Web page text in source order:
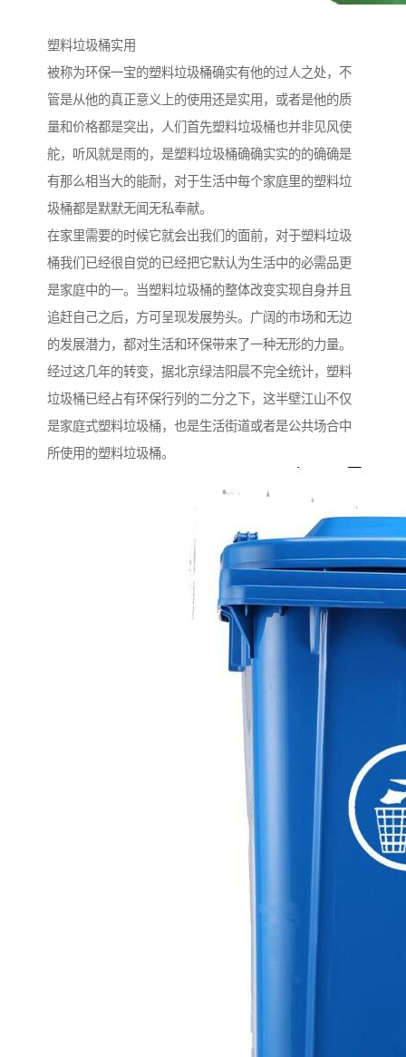
塑料垃圾桶实用
被称为环保一宝的塑料垃圾桶确实有他的过人之处，不
管是从他的真正意义上的使用还是实用，或者是他的质
量和价格都是突出，人们首先塑料垃圾桶也并非见风使
舵，听风就是雨的，是塑料垃圾桶确确实实的的确确是
有那么相当大的能耐，对于生活中每个家庭里的塑料垃
圾桶都是默默无闻无私奉献。
在家里需要的时候它就会出我们的面前，对于塑料垃圾
桶我们已经很自觉的已经把它默认为生活中的必需品更
是家庭中的一。当塑料垃圾桶的整体改变实现自身并且
追赶自己之后，方可呈现发展势头。广阔的市场和无边
的发展潜力，都对生活和环保带来了一种无形的力量。
经过这几年的转变，据北京绿洁阳晨不完全统计，塑料
垃圾桶已经占有环保行列的二分之下，这半壁江山不仅
是家庭式塑料垃圾桶，也是生活街道或者是公共场合中
所使用的塑料垃圾桶。